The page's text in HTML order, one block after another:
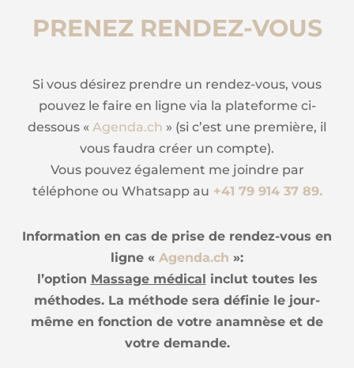
PRENEZ RENDEZ-VOUS
Si vous désirez prendre un rendez-vous, vous
pouvez le faire en ligne via la plateforme ci-
dessous « Agenda.ch » (si c’est une première, il
vous faudra créer un compte).
Vous pouvez également me joindre par
téléphone ou Whatsapp au +41 79 914 37 89.
Information en cas de prise de rendez-vous en
ligne « Agenda.ch »:
l’option Massage médical
inclut toutes les
méthodes. La méthode sera définie le jour-
même en fonction de votre anamnèse et de
votre demande.